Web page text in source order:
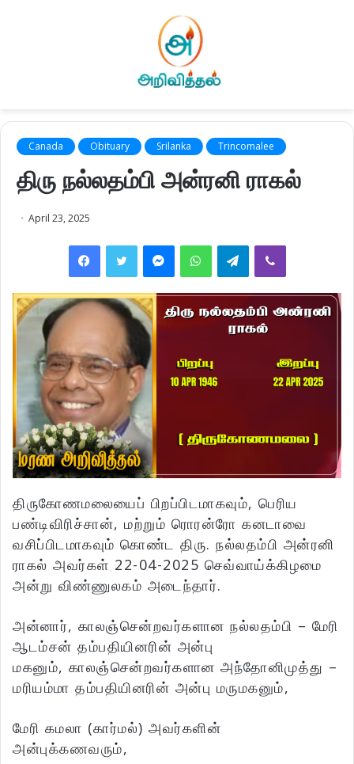
Canada Obituary Srilanka Trincomalee
திரு நல்லதம்பி அன்ரனி ராகல்
April 23, 2025
FacebookTwitter MessengerWhatsAppTelegramViber
திருகோணமலையைப் பிறப்பிடமாகவும், பெரிய
பண்டிவிரிச்சான், மற்றும் ரொரன்ரோ கனடாவை
வசிப்பிடமாகவும் கொண்ட திரு. நல்லதம்பி அன்ரனி
ராகல் அவர்கள் 22-04-2025 செவ்வாய்க்கிழமை
அன்று விண்ணுலகம் அடைந்தார்.
அன்னார், காலஞ்சென்றவர்களான நல்லதம்பி – மேரி
ஆடம்சன் தம்பதியினரின் அன்பு
மகனும், காலஞ்சென்றவர்களான அந்தோனிமுத்து –
மரியம்மா தம்பதியினரின் அன்பு மருமகனும்,
மேரி கமலா (கார்மல்) அவர்களின்
அன்புக்கணவரும்,